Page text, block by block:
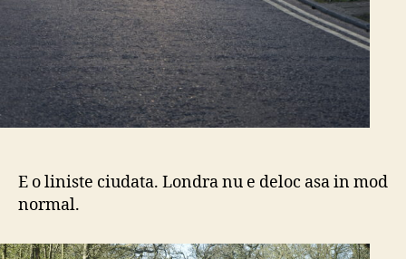
E o liniste ciudata. Londra nu e deloc asa in mod
normal.